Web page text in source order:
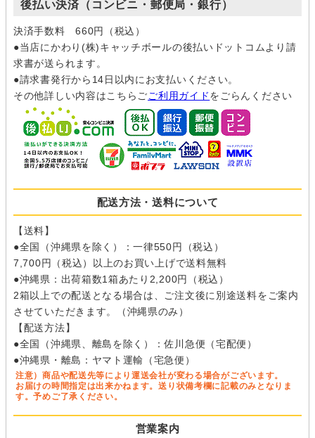
後払い決済（コンビニ・郵便局・銀行）
決済手数料 660円（税込）
●当店にかわり(株)キャッチボールの後払いドットコムより請
求書が送られます。
●請求書発行から14日以内にお支払いください。
その他詳しい内容はこちらごご利用ガイドをごらんください
配送方法・送料について
【送料】
●全国（沖縄県を除く）：一律550円（税込）
7,700円（税込）以上のお買い上げで送料無料
●沖縄県：出荷箱数1箱あたり2,200円（税込）
2箱以上での配送となる場合は、ご注文後に別途送料をご案内
させていただきます。（沖縄県のみ）
【配送方法】
●全国（沖縄県、離島を除く）：佐川急便（宅配便）
●沖縄県・離島：ヤマト運輸（宅急便）
注意）商品や配送先等により運送会社が変わる場合がございます。
お届けの時間指定は出来かねます。送り状備考欄に記載のみとなりま
す。予めご了承ください。
営業案内